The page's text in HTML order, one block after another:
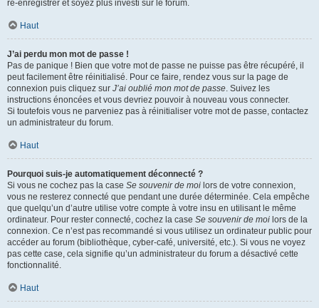
ré-enregistrer et soyez plus investi sur le forum.
Haut
J’ai perdu mon mot de passe !
Pas de panique ! Bien que votre mot de passe ne puisse pas être récupéré, il
peut facilement être réinitialisé. Pour ce faire, rendez vous sur la page de
connexion puis cliquez sur J’ai oublié mon mot de passe. Suivez les
instructions énoncées et vous devriez pouvoir à nouveau vous connecter.
Si toutefois vous ne parveniez pas à réinitialiser votre mot de passe, contactez
un administrateur du forum.
Haut
Pourquoi suis-je automatiquement déconnecté ?
Si vous ne cochez pas la case Se souvenir de moi lors de votre connexion,
vous ne resterez connecté que pendant une durée déterminée. Cela empêche
que quelqu’un d’autre utilise votre compte à votre insu en utilisant le même
ordinateur. Pour rester connecté, cochez la case Se souvenir de moi lors de la
connexion. Ce n’est pas recommandé si vous utilisez un ordinateur public pour
accéder au forum (bibliothèque, cyber-café, université, etc.). Si vous ne voyez
pas cette case, cela signifie qu’un administrateur du forum a désactivé cette
fonctionnalité.
Haut